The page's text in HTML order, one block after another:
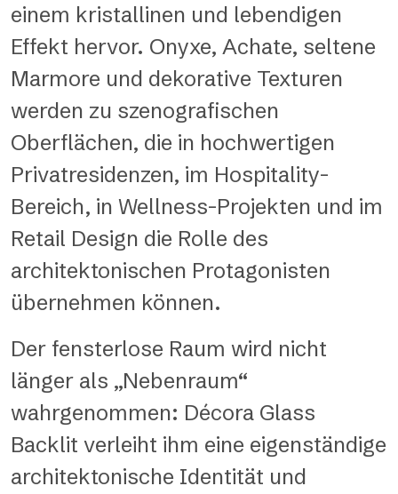
einem kristallinen und lebendigen
Effekt hervor. Onyxe, Achate, seltene
Marmore und dekorative Texturen
werden zu szenografischen
Oberflächen, die in hochwertigen
Privatresidenzen, im Hospitality-
Bereich, in Wellness-Projekten und im
Retail Design die Rolle des
architektonischen Protagonisten
übernehmen können.
Der fensterlose Raum wird nicht
länger als „Nebenraum“
wahrgenommen: Décora Glass
Backlit verleiht ihm eine eigenständige
architektonische Identität und